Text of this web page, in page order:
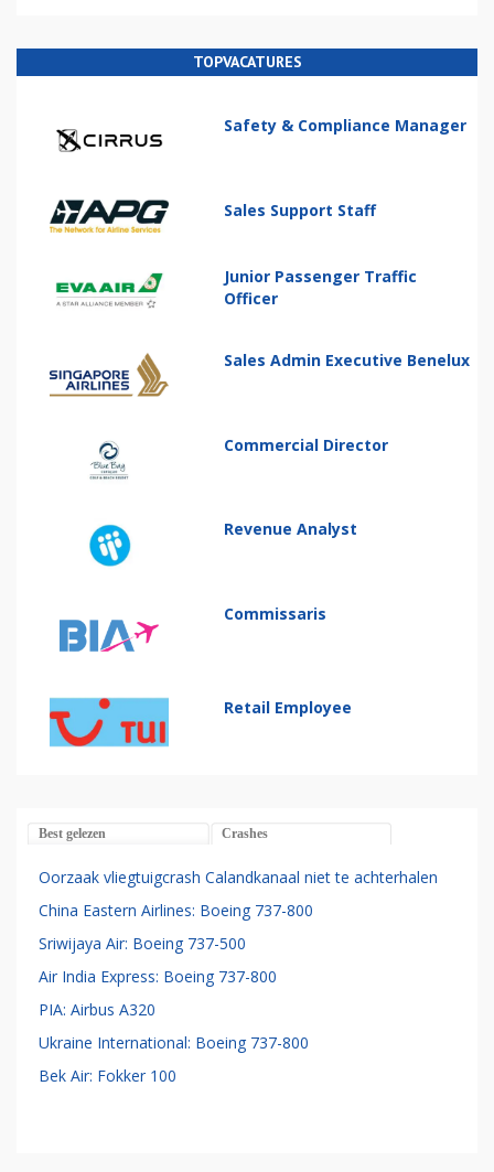
TOPVACATURES
Safety & Compliance Manager
Sales Support Staff
Junior Passenger Traffic
Officer
Sales Admin Executive Benelux
Commercial Director
Revenue Analyst
Commissaris
Retail Employee
Best gelezen Crashes
Oorzaak vliegtuigcrash Calandkanaal niet te achterhalen
China Eastern Airlines: Boeing 737-800
Sriwijaya Air: Boeing 737-500
Air India Express: Boeing 737-800
PIA: Airbus A320
Ukraine International: Boeing 737-800
Bek Air: Fokker 100